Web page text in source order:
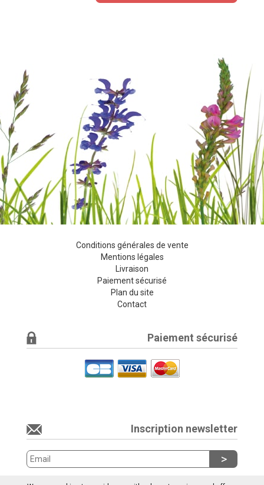
Conditions générales de vente
Mentions légales
Livraison
Paiement sécurisé
Plan du site
Contact
Paiement sécurisé
Inscription newsletter